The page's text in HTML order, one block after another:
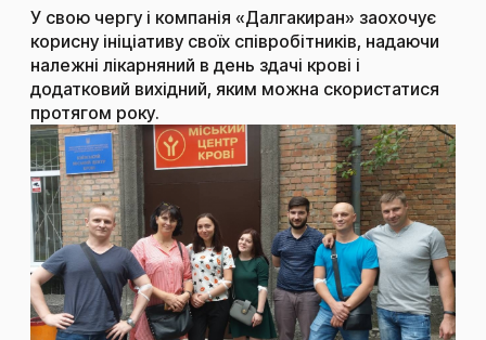
У свою чергу і компанія «Далгакиран» заохочує
корисну ініціативу своїх співробітників, надаючи
належні лікарняний в день здачі крові і
додатковий вихідний, яким можна скористатися
протягом року.